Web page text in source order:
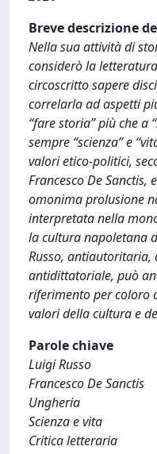
Breve descrizione
Nella sua attività di
considerò la
circoscritto sapere
correlarla ad aspetti
“fare storia” più che a
sempre “scienza” e
valori etico-politici,
Francesco De
omonima prolusione
interpretata nella
la cultura napoletana
Russo, antiautoritaria,
antidittatoriale, può
riferimento per coloro
valori della cultura e
Parole chiave
Luigi Russo
Francesco De Sanctis
Ungheria
Scienza e vita
Critica letteraria